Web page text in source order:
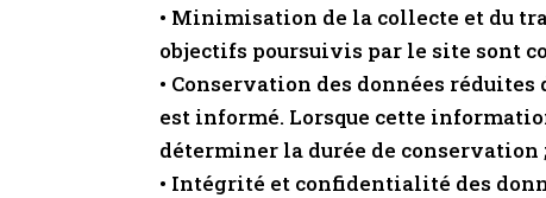
• Minimisation de la collecte et du
objectifs poursuivis par le site sont
• Conservation des données
est informé. Lorsque cette
déterminer la durée de conservation ;
• Intégrité et confidentialité des